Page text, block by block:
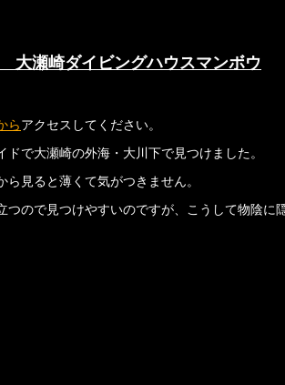
瀬崎ダイビングハウスマンボウ
らアクセスしてください。
ドで大瀬崎の外海・大川下で見つけました。
見ると薄くて気がつきません。
ので見つけやすいのですが、こうして物陰